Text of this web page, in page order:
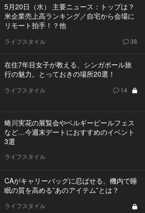
5月20日（水） 主要ニュース：トップは？
米企業売上高ランキング／自宅から会場に
リモート拍手！？他
ライフスタイル 38
在住7年目女子が教える、シンガポール旅
行の魅力。とっておきの場所20選！
ライフスタイル 14
蜷川実花の展覧会やベルギービールフェス
など…今週末デートにおすすめのイベント
3選
ライフスタイル
CAがキャリーバッグに忍ばせる、機内で睡
眠の質を高める”あのアイテム”とは？
ライフスタイル